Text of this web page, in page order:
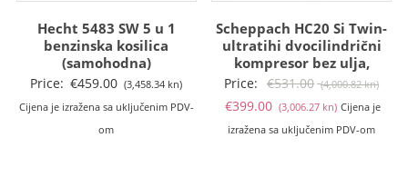
Hecht 5483 SW 5 u 1
benzinska kosilica
(samohodna)
Price: €459.00 (3,458.34 kn)
Cijena je izražena sa uključenim PDV-
om
Scheppach HC20 Si Twin-
ultratihi dvocilindrični
kompresor bez ulja,
Price: €531.00 (4,000.82 kn)
€399.00 (3,006.27 kn)Trenutna
cijena
Cijena je
izražena sa uključenim PDV-om